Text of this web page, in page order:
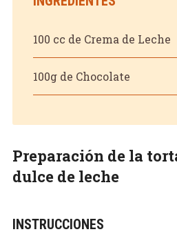
100 cc de Crema de Leche
100g de Chocolate
Preparación de la
dulce de leche
INSTRUCCIONES